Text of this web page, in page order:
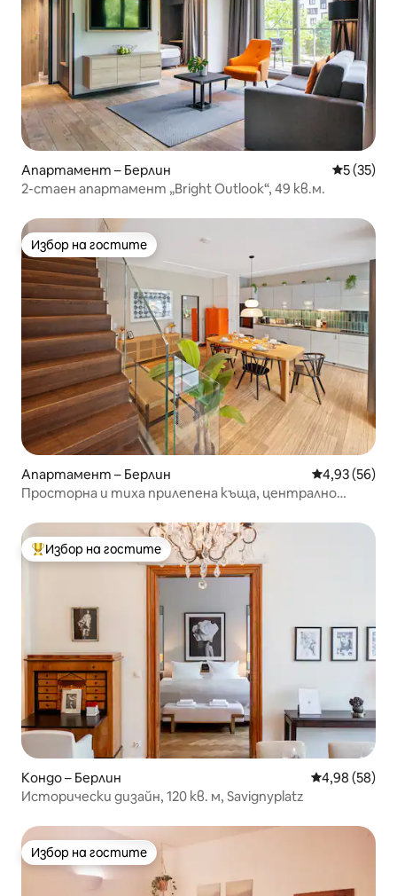
Апартамент – Берлин Средна
5 (35)
2-стаен апартамент „Bright Outlook“, 49 кв.м.
Избор на гостите
Избор на гостите
Апартамент – Берлин Средна
4,93 (56)
Просторна и тиха прилепена къща, централно
Най-популярен избор на гостите
Избор на гостите
Кондо – Берлин Средна
4,98 (58)
Исторически дизайн, 120 кв. м, Savignyplatz
Избор на гостите
Избор на гостите